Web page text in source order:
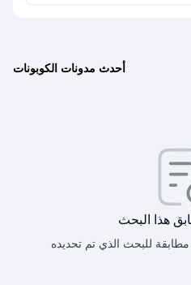
أحدث مدونات الكوبونات
هذا البحث